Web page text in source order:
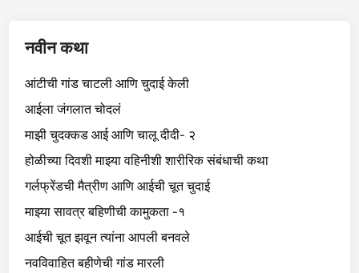
नवीन कथा
आंटीची गांड चाटली आणि चुदाई केली
आईला जंगलात चोदलं
माझी चुदक्कड आई आणि चालू दीदी- २
होळीच्या दिवशी माझ्या वहिनीशी शारीरिक संबंधाची कथा
गर्लफ्रेंडची मैत्रीण आणि आईची चूत चुदाई
माझ्या सावत्र बहिणीची कामुकता -१
आईची चूत झवून त्यांना आपली बनवले
नवविवाहित बहीणेची गांड मारली